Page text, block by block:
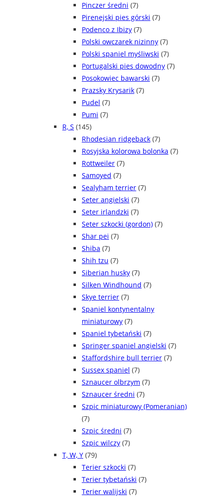
Pinczer średni (7)
Pirenejski pies górski (7)
Podenco z Ibizy (7)
Polski owczarek nizinny (7)
Polski spaniel myśliwski (7)
Portugalski pies dowodny (7)
Posokowiec bawarski (7)
Prazsky Krysarik (7)
Pudel (7)
Pumi (7)
R, S (145)
Rhodesian ridgeback (7)
Rosyjska kolorowa bolonka (7)
Rottweiler (7)
Samoyed (7)
Sealyham terrier (7)
Seter angielski (7)
Seter irlandzki (7)
Seter szkocki (gordon) (7)
Shar pei (7)
Shiba (7)
Shih tzu (7)
Siberian husky (7)
Silken Windhound (7)
Skye terrier (7)
Spaniel kontynentalny
miniaturowy (7)
Spaniel tybetański (7)
Springer spaniel angielski (7)
Staffordshire bull terrier (7)
Sussex spaniel (7)
Sznaucer olbrzym (7)
Sznaucer średni (7)
Szpic miniaturowy (Pomeranian)
(7)
Szpic średni (7)
Szpic wilczy (7)
T, W, Y (79)
Terier szkocki (7)
Terier tybetański (7)
Terier walijski (7)